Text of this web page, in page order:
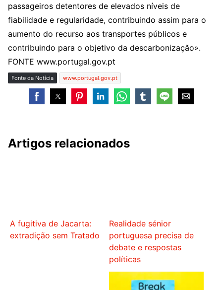
passageiros detentores de elevados níveis de
fiabilidade e regularidade, contribuindo assim para o
aumento do recurso aos transportes públicos e
contribuindo para o objetivo da descarbonização».
FONTE www.portugal.gov.pt
Fonte da Notícia www.portugal.gov.pt
Artigos relacionados
A fugitiva de Jacarta:
extradição sem Tratado
Realidade sénior
portuguesa precisa de
debate e respostas
políticas